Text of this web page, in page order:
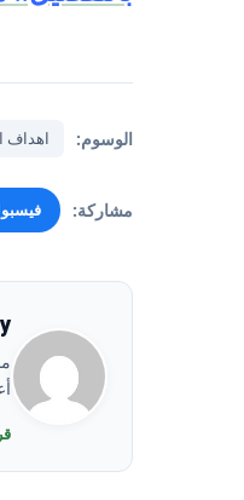
الوسوم: اهداف
مشاركة: